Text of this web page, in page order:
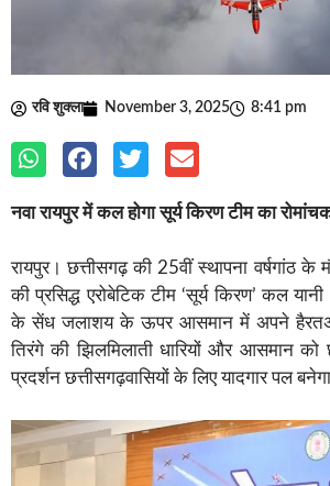
रवि शुक्ला November 3, 2025 8:41 pm
नवा रायपुर में कल होगा सूर्य किरण टीम का
रायपुर। छत्तीसगढ़ की 25वीं स्थापना वर्षगांठ के
की प्रसिद्ध एरोबेटिक टीम ‘सूर्य किरण’ कल
के सेंध जलाशय के ऊपर आसमान में अपने
तिरंगे की झिलमिलाती धारियों और आसमान
प्रदर्शन छत्तीसगढ़वासियों के लिए यादगार पल